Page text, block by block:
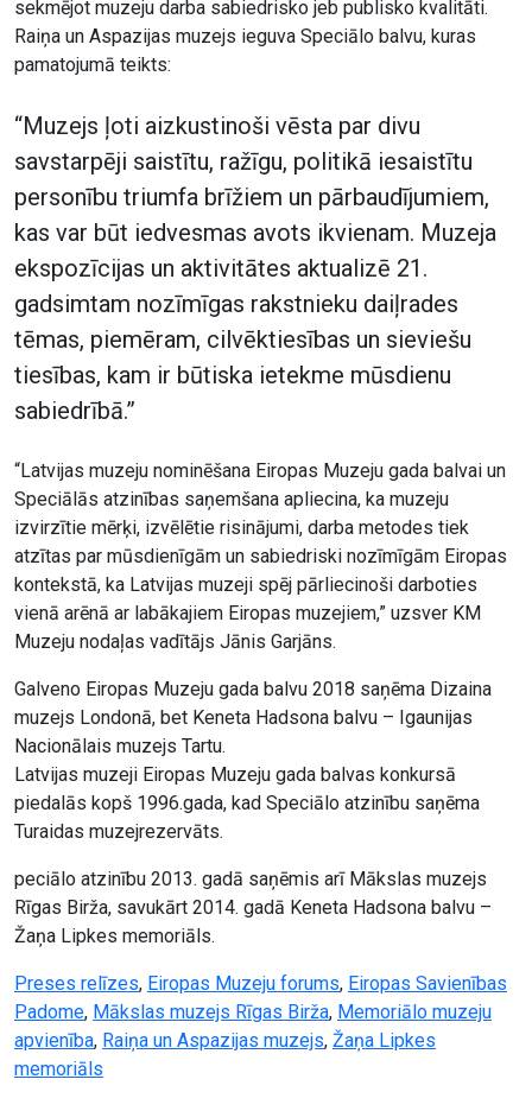
sekmējot muzeju darba sabiedrisko jeb publisko kvalitāti.
Raiņa un Aspazijas muzejs ieguva Speciālo balvu, kuras
pamatojumā teikts:
“Muzejs ļoti aizkustinoši vēsta par divu
savstarpēji saistītu, ražīgu, politikā iesaistītu
personību triumfa brīžiem un pārbaudījumiem,
kas var būt iedvesmas avots ikvienam. Muzeja
ekspozīcijas un aktivitātes aktualizē 21.
gadsimtam nozīmīgas rakstnieku daiļrades
tēmas, piemēram, cilvēktiesības un sieviešu
tiesības, kam ir būtiska ietekme mūsdienu
sabiedrībā.”
“Latvijas muzeju nominēšana Eiropas Muzeju gada balvai un
Speciālās atzinības saņemšana apliecina, ka muzeju
izvirzītie mērķi, izvēlētie risinājumi, darba metodes tiek
atzītas par mūsdienīgām un sabiedriski nozīmīgām Eiropas
kontekstā, ka Latvijas muzeji spēj pārliecinoši darboties
vienā arēnā ar labākajiem Eiropas muzejiem,” uzsver KM
Muzeju nodaļas vadītājs Jānis Garjāns.
Galveno Eiropas Muzeju gada balvu 2018 saņēma Dizaina
muzejs Londonā, bet Keneta Hadsona balvu – Igaunijas
Nacionālais muzejs Tartu.
Latvijas muzeji Eiropas Muzeju gada balvas konkursā
piedalās kopš 1996.gada, kad Speciālo atzinību saņēma
Turaidas muzejrezervāts.
peciālo atzinību 2013. gadā saņēmis arī Mākslas muzejs
Rīgas Birža, savukārt 2014. gadā Keneta Hadsona balvu –
Žaņa Lipkes memoriāls.
Preses relīzes, Eiropas Muzeju forums, Eiropas Savienības
Padome, Mākslas muzejs Rīgas Birža, Memoriālo muzeju
apvienība, Raiņa un Aspazijas muzejs, Žaņa Lipkes
memoriāls